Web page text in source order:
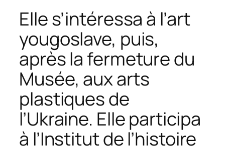
Elle s’intéressa à l’art
yougoslave, puis,
après la fermeture du
Musée, aux arts
plastiques de
l’Ukraine. Elle participa
à l’Institut de l’histoire